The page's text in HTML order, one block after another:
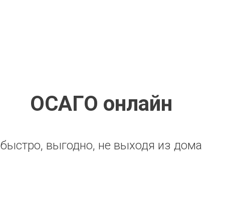
ОСАГО онлайн
быстро, выгодно, не выходя из дома